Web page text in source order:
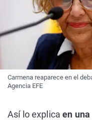
Carmena reaparece en el
Agencia EFE
Así lo explicaen